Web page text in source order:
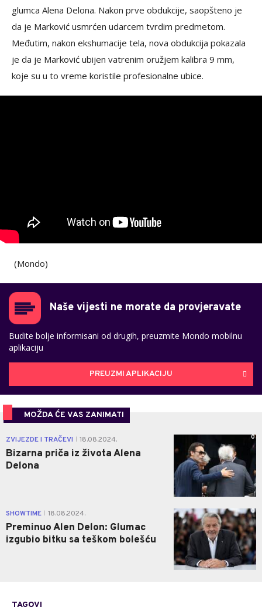
glumca Alena Delona. Nakon prve obdukcije, saopšteno je
da je Marković usmrćen udarcem tvrdim predmetom.
Međutim, nakon ekshumacije tela, nova obdukcija pokazala
je da je Marković ubijen vatrenim oružjem kalibra 9 mm,
koje su u to vreme koristile profesionalne ubice.
(Mondo)
Naše vijesti ne morate da provjeravate
Budite bolje informisani od drugih, preuzmite Mondo mobilnu
aplikaciju
PREUZMI APLIKACIJU
MOŽDA ĆE VAS ZANIMATI
ZVIJEZDE I TRAČEVI 18.08.2024.
Bizarna priča iz života Alena
Delona
0
SHOWTIME 18.08.2024.
Preminuo Alen Delon: Glumac
izgubio bitku sa teškom bolešću
0
TAGOVI